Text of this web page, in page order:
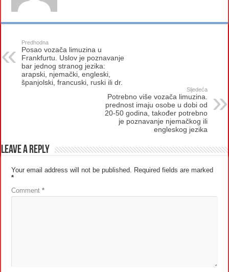
Predhodna
Posao vozača limuzina u
Frankfurtu. Uslov je poznavanje
bar jednog stranog jezika:
arapski, njemački, engleski,
španjolski, francuski, ruski ili dr.
Sljedeća
Potrebno više vozača limuzina.
prednost imaju osobe u dobi od
20-50 godina, također potrebno
je poznavanje njemačkog ili
engleskog jezika
Leave a Reply
Your email address will not be published.
Required fields are marked
*
Comment*